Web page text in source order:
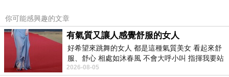
你可能感興趣的文章
有氣質又讓人感覺舒服的女人
好希望來跳舞的女人 都是這種氣質美女 看起來舒
服、舒心 相處如沐春風 不會大呼小叫 指揮我要站
哪個位子 妳老幾？？
2026-08-05